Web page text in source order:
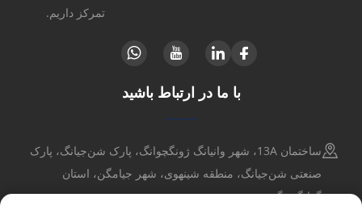
تمرکز داریم.
با ما در ارتباط باشید
ساختمان 13A، شهر وانیانگ ژونگچوانگ، پارک شن‌جیانگ، پارک
صنعتی شن‌جیانگ، منطقه شینهوی، شهر جیامگن، استان
گوانگدونگ